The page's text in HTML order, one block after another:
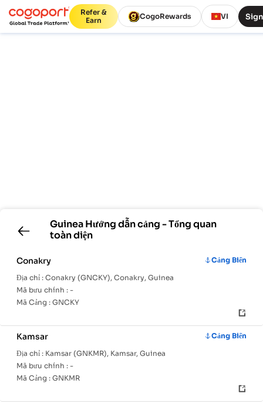
Refer &
Earn
CogoRewards VI
GuineaHướng dẫn cảng - Tổng quan
toàn diện
Conakry
Cảng Biển
Địa chỉ : Conakry (GNCKY), Conakry, Guinea
Mã bưu chính : -
Mã Cảng : GNCKY
Kamsar
Cảng Biển
Địa chỉ : Kamsar (GNKMR), Kamsar, Guinea
Mã bưu chính : -
Mã Cảng : GNKMR